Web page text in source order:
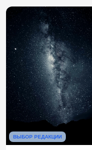
ВЫБОР РЕДАКЦИИ